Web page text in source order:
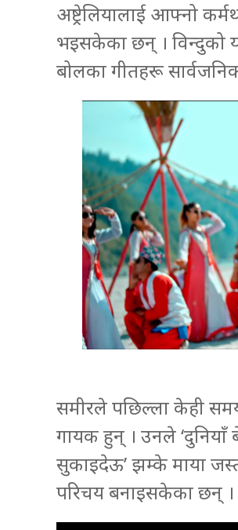
अष्ट्रेलियालाई आफ्नो
भइसकेका छन् । विन्दुको
बोलका गीतहरू
समीरले पछिल्ला केही
गायक हुन् । उनले ‘दुनियाँ
सुकाइदेऊ’ झम्के माया
परिचय बनाइसकेका छन् ।